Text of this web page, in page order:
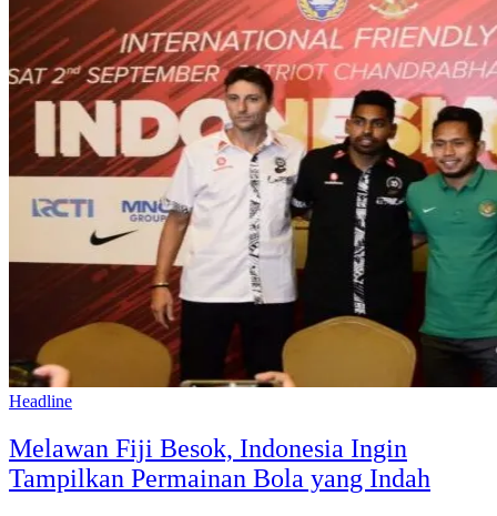
Headline
Melawan Fiji Besok, Indonesia Ingin
Tampilkan Permainan Bola yang Indah